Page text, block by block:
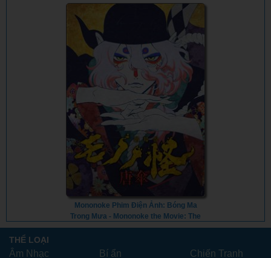
Mononoke Phim Điện Ảnh: Bóng Ma
Trong Mưa - Mononoke the Movie: The
Phantom in the Rain (2024) - Vietsub
THỂ LOẠI
Âm Nhạc Bí ẩn
Chiến Tranh